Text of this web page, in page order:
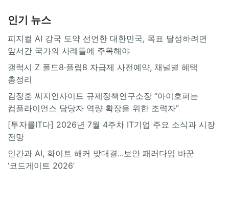
인기 뉴스
피지컬 AI 강국 도약 선언한 대한민국, 목표 달성하려면
앞서간 국가의 사례들에 주목해야
갤럭시 Z 폴드8·플립8 자급제 사전예약, 채널별 혜택
총정리
김정훈 씨지인사이드 규제정책연구소장 “아이호퍼는
컴플라이언스 담당자 역량 확장을 위한 조력자”
[투자를IT다] 2026년 7월 4주차 IT기업 주요 소식과 시장
전망
인간과 AI, 화이트 해커 맞대결...보안 패러다임 바꾼
‘코드게이트 2026’